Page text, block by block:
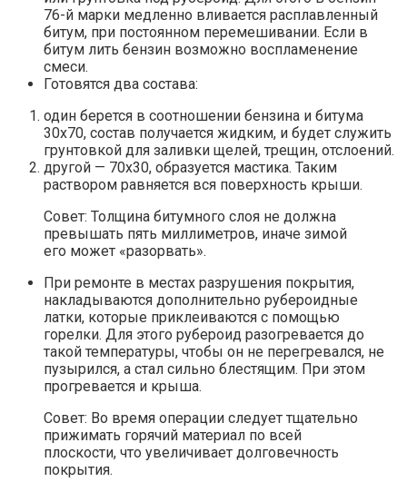
76-й марки медленно вливается расплавленный
битум, при постоянном перемешивании. Если в
битум лить бензин возможно воспламенение
смеси.
Готовятся два состава:
один берется в соотношении бензина и битума
30х70, состав получается жидким, и будет служить
грунтовкой для заливки щелей, трещин, отслоений.
другой — 70х30, образуется мастика. Таким
раствором равняется вся поверхность крыши.
Совет: Толщина битумного слоя не должна
превышать пять миллиметров, иначе зимой
его может «разорвать».
При ремонте в местах разрушения покрытия,
накладываются дополнительно рубероидные
латки, которые приклеиваются с помощью
горелки. Для этого рубероид разогревается до
такой температуры, чтобы он не перегревался, не
пузырился, а стал сильно блестящим. При этом
прогревается и крыша.
Совет: Во время операции следует тщательно
прижимать горячий материал по всей
плоскости, что увеличивает долговечность
покрытия.